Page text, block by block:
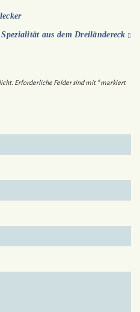
aus dem Dreiländereck
Erforderliche Felder sind mit *markiert